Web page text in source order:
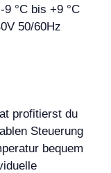
°C bis +9 °C
50/60Hz
profitierst du
Steuerung
bequem